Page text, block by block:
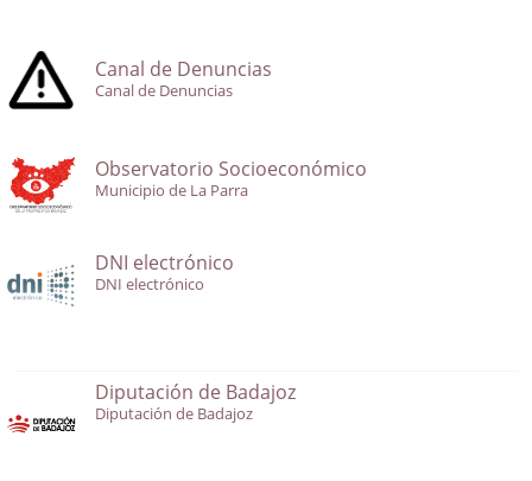
Canal de Denuncias
Canal de Denuncias
Observatorio Socioeconómico
Municipio de La Parra
DNI electrónico
DNI electrónico
Diputación de Badajoz
Diputación de Badajoz